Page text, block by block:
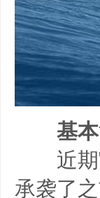
基本
近期官
承袭了